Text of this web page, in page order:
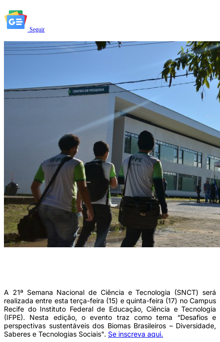
Seguir
A 21ª Semana Nacional de Ciência e Tecnologia (SNCT) será
realizada entre esta terça-feira (15) e quinta-feira (17) no Campus
Recife do Instituto Federal de Educação, Ciência e Tecnologia
(IFPE). Nesta edição, o evento traz como tema “Desafios e
perspectivas sustentáveis dos Biomas Brasileiros – Diversidade,
Saberes e Tecnologias Sociais". Se inscreva aqui.